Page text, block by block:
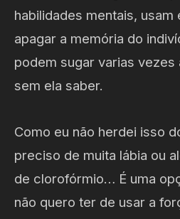
habilidades mentais, usam
apagar a memória do
podem sugar varias vezes
sem ela saber.
Como eu não herdei isso
preciso de muita lábia ou
de clorofórmio… É uma
não quero ter de usar a